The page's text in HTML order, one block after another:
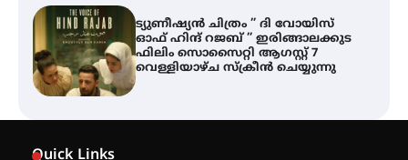
ട്യുണീഷ്യൻ ചിത്രം ” ദി വോയിസ്
ഓഫ് ഹിന്ദ് റജബ് ” ഇരിങ്ങാലക്കുട
ഫിലിം സൊസൈറ്റി ആഗസ്റ്റ് 7
വെള്ളിയാഴ്ച സ്‌ക്രീൻ ചെയ്യുന്നു
Quick Links